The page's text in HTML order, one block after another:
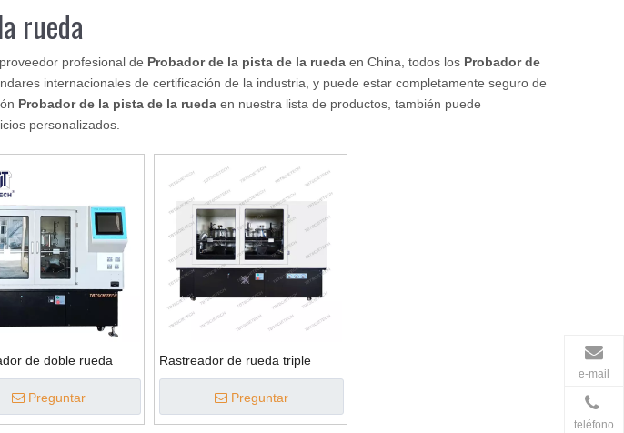
rueda
profesional de Probador de la pista de la rueda en China, todos los Probador de
internacionales de certificación de la industria, y puede estar completamente seguro de
Probador de la pista de la rueda en nuestra lista de productos, también puede
personalizados.
de doble rueda
Preguntar
Rastreador de rueda triple
Preguntar
e-mail
teléfono